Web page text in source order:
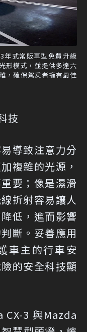
年式常販車型免費升級
形模式，並提供多達六
，確保駕乘者擁有最佳
技
導致注意力分
複雜的光源，
要；像是濕滑
折射容易讓人
低，進而影響
斷。妥善應用
車主的行車安
的安全科技顯
3 與Mazda